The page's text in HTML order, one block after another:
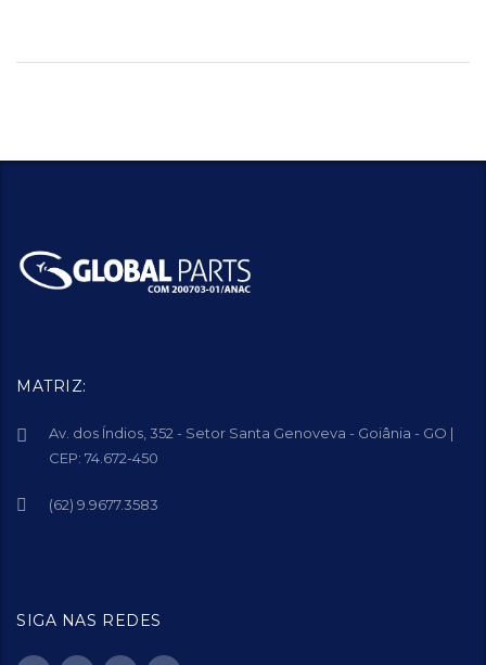
MATRIZ:
Av. dos Índios, 352 - Setor Santa Genoveva - Goiânia - GO |
CEP: 74.672-450
(62) 9.9677.3583
SIGA NAS REDES